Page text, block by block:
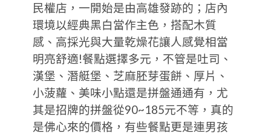
民權店，一開始是由高雄發跡的；店內
環境以經典黑白當作主色，搭配木質
感、高採光與大量乾燥花讓人感覺相當
明亮舒適!餐點選擇多元，不管是吐司、
漢堡、潛艇堡、芝麻胚芽蛋餅、厚片、
小菠蘿、美味小點還是拼盤通通有，尤
其是招牌的拼盤從90~185元不等，真的
是佛心來的價格，有些餐點更是連男孩